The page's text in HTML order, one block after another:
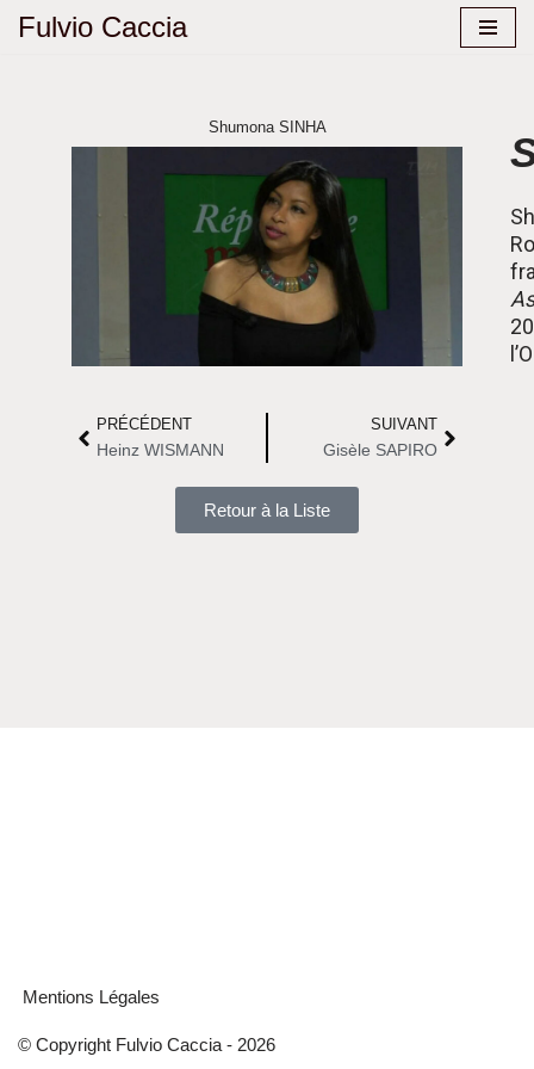
Fulvio Caccia
Shumona SINHA
PRÉCÉDENT
Heinz WISMANN
SUIVANT
Gisèle SAPIRO
Retour à la Liste
Mentions Légales
© Copyright Fulvio Caccia - 2026